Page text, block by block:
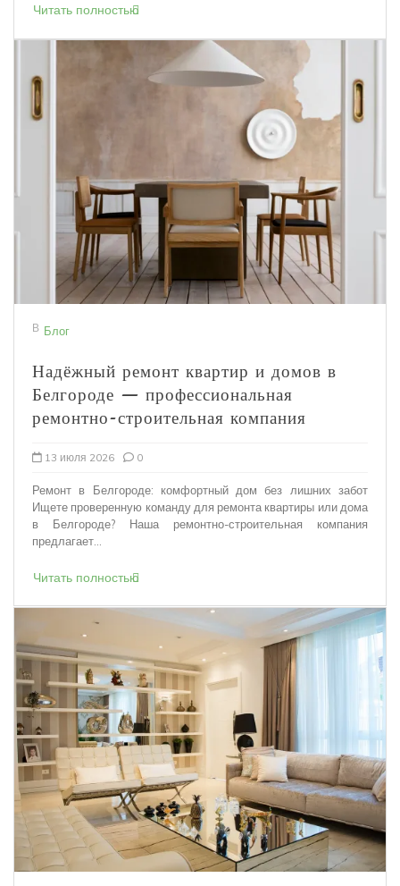
Читать полностью
В Блог
Надёжный ремонт квартир и домов в
Белгороде — профессиональная
ремонтно-строительная компания
13 июля 2026 0
Ремонт в Белгороде: комфортный дом без лишних забот
Ищете проверенную команду для ремонта квартиры или дома
в Белгороде? Наша ремонтно-строительная компания
предлагает...
Читать полностью